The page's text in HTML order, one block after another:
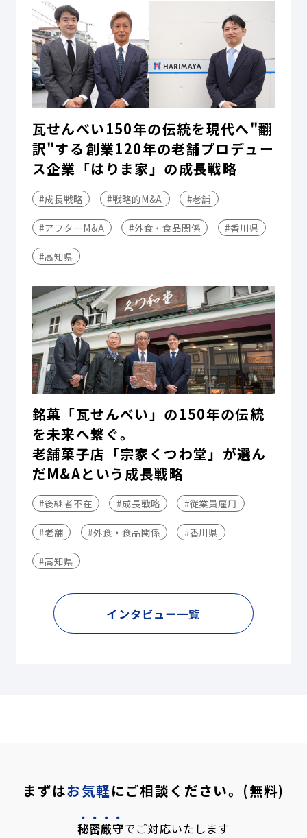
瓦せんべい150年の伝統を現代へ"翻
訳"する――創業120年の老舗プロデュー
ス企業「はりま家」の成長戦略
#成長戦略 #戦略的M&A #老舗
#アフターM&A #外食・食品関係 #香川県
#高知県
銘菓「瓦せんべい」の150年の伝統
を未来へ繋ぐ。
老舗菓子店「宗家くつわ堂」が選ん
だM&Aという成長戦略
#後継者不在 #成長戦略 #従業員雇用
#老舗 #外食・食品関係 #香川県
#高知県
インタビュー一覧
まずはお気軽にご相談ください。(無料)
秘密厳守でご対応いたします